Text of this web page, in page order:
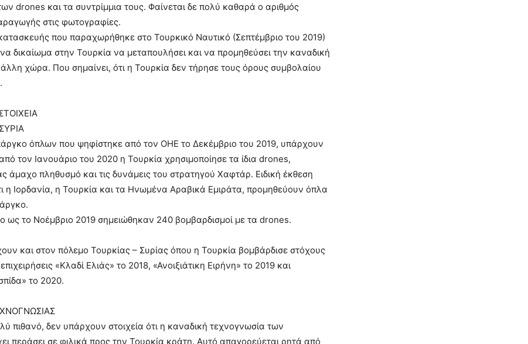
drones και τα συντρίμμια τους. Φαίνεται δε πολύ καθαρά ο αριθμός
στις φωτογραφίες.
που παραχωρήθηκε στο Τουρκικό Ναυτικό (Σεπτέμβριο του 2019)
δικαίωμα στην Τουρκία να μεταπουλήσει και να προμηθεύσει την καναδική
χώρα. Που σημαίνει, ότι η Τουρκία δεν τήρησε τους όρους συμβολαίου
όπλων που ψηφίστηκε από τον ΟΗΕ το Δεκέμβριο του 2019, υπάρχουν
από τον Ιανουάριο του 2020 η Τουρκία χρησιμοποίησε τα ίδια drones,
άμαχο πληθυσμό και τις δυνάμεις του στρατηγού Χαφτάρ. Ειδική έκθεση
η Ιορδανία, η Τουρκία και τα Ηνωμένα Αραβικά Εμιράτα, προμηθεύουν όπλα
ως το Νοέμβριο 2019 σημειώθηκαν 240 βομβαρδισμοί με τα drones.
και στον πόλεμο Τουρκίας – Συρίας όπου η Τουρκία βομβάρδισε στόχους
«Κλαδί Ελιάς» το 2018, «Ανοιξιάτικη Ειρήνη» το 2019 και
το 2020.
πιθανό, δεν υπάρχουν στοιχεία ότι η καναδική τεχνογνωσία των
περάσει σε φιλικά προς την Τουρκία κράτη. Αυτό απαγορεύεται ρητά από